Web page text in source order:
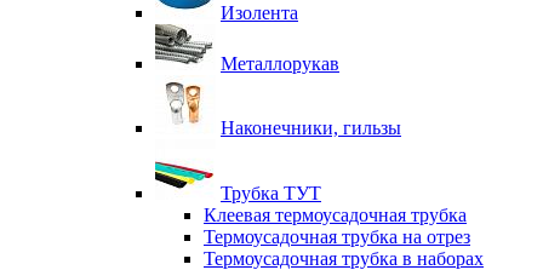
Изолента
Металлорукав
Наконечники, гильзы
Трубка ТУТ
Клеевая термоусадочная трубка
Термоусадочная трубка на отрез
Термоусадочная трубка в наборах